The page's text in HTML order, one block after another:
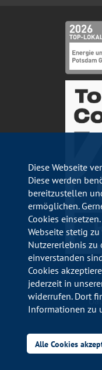
Diese Webseite
Diese werden
bereitzustellen
ermöglichen.
Cookies
Webseite stetig
Nutzererlebnis zu
einverstanden
Cookies
jederzeit in
widerrufen. Dort
Informationen zu
Alle Cookies